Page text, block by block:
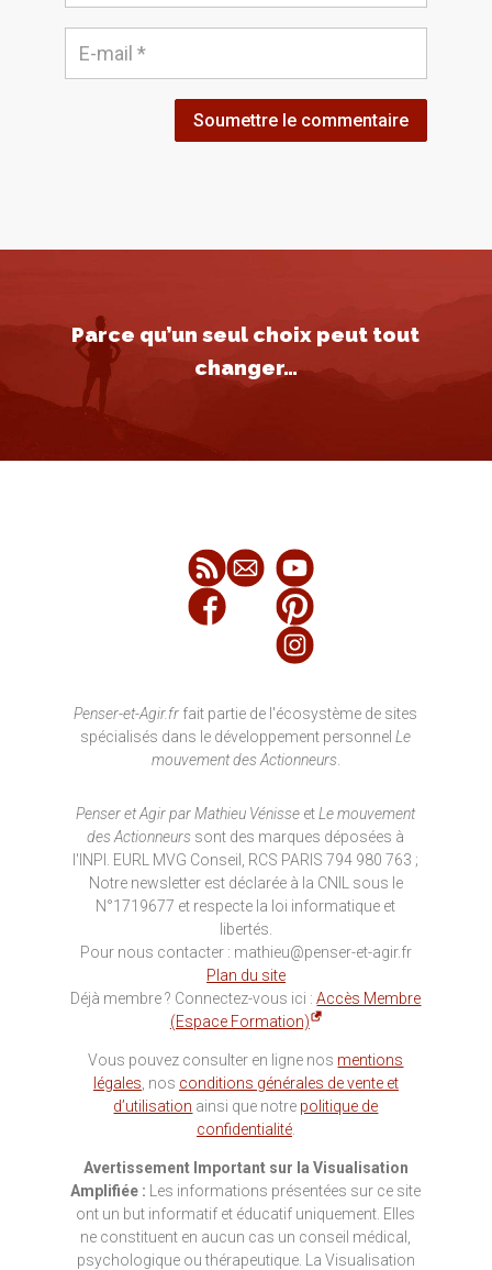
Soumettre le commentaire
Parce qu’un seul choix peut tout
changer…
Penser-et-Agir.fr fait partie de l'écosystème de sites
spécialisés dans le développement personnelLe
mouvement des Actionneurs.
Penser et Agir par Mathieu Vénisse et Le mouvement
des Actionneurs sont des marques déposées à
l'INPI. EURL MVG Conseil, RCS PARIS 794 980 763 ;
Notre newsletter est déclarée à la CNIL sous le
N°1719677 et respecte la loi informatique et
libertés.
Pour nous contacter : mathieu@penser-et-agir.fr
Plan du site
Déjà membre ? Connectez-vous ici :Accès Membre
(Espace Formation)
Vous pouvez consulter en ligne nos mentions
légales , nos conditions générales de vente et
d’utilisation ainsi que notre politique de
confidentialité.
Avertissement Important sur la Visualisation
Amplifiée : Les informations présentées sur ce site
ont un but informatif et éducatif uniquement. Elles
ne constituent en aucun cas un conseil médical,
psychologique ou thérapeutique. La Visualisation